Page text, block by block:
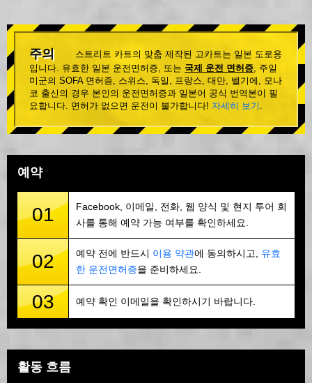
주의
스트리트 카트의 맞춤 제작된 고카트는 일본 도로용
입니다. 유효한 일본 운전면허증, 또는 국제 운전 면허증, 주일
미군의 SOFA 면허증, 스위스, 독일, 프랑스, 대만, 벨기에, 모나
코 출신의 경우 본인의 운전면허증과 일본어 공식 번역본이 필
요합니다. 면허가 없으면 운전이 불가합니다! 자세히 보기 .
예약
01
Facebook, 이메일, 전화, 웹 양식 및 현지 투어 회
사를 통해 예약 가능 여부를 확인하세요.
02 예약 전에 반드시 이용 약관에 동의하시고, 유효
한 운전면허증을 준비하세요.
03 예약 확인 이메일을 확인하시기 바랍니다.
활동 흐름